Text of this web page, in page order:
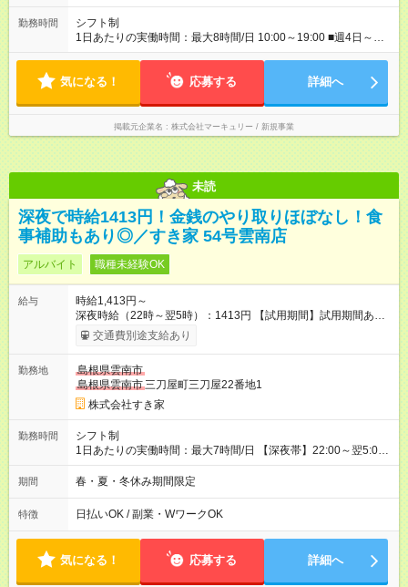
勤務時間
シフト制
1日あたりの実働時間：最大8時間/日 10:00～19:00 ■週4日～勤
務OK ■1日6時間～勤務OK ■時短勤務OK（10:00～17:00）
気になる！ 応募する 詳細へ
掲載元企業名 株式会社マーキュリー / 新規事業
未読
深夜で時給1413円！金銭のやり取りほぼなし！食
事補助もあり◎／すき家 54号雲南店
アルバイト 職種未経験OK
給与
時給1,413円～
深夜時給（22時～翌5時）：1413円 【試用期間】試用期間あり
試用期間の長さ：1ヶ月 雇用形態、給与は本採用時と同じです。
試用期間の実態は30日（※条件変更なし）ですが、切り上げで
同時給）
交通費別途支給あり
勤務地
島根県雲南市
島根県雲南市三刀屋町三刀屋22番地1
株式会社すき家
勤務時間
シフト制
1日あたりの実働時間：最大7時間/日 【深夜帯】22:00～翌5:00
週2日～・1日2h～OK◎ ※22:00から翌5:00までは18歳以上の方
のみ勤務可能です（18歳未満の深夜業務禁止のため） ★深夜で
す。 必ず、2名以上での勤務を行いますので、安心して働けま
す。
期間 春・夏・冬休み期間限定
特徴 日払いOK / 副業・WワークOK
気になる！ 応募する 詳細へ